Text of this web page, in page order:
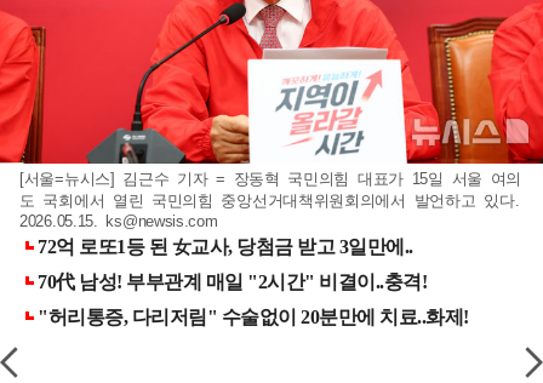
[서울=뉴시스] 김근수 기자 = 장동혁 국민의힘 대표가 15일 서울 여의
도 국회에서 열린 국민의힘 중앙선거대책위원회의에서 발언하고 있다.
2026.05.15. ks@newsis.com